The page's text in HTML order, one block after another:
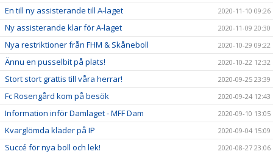
En till ny assisterande till A-laget 2020-11-10 09:26
Ny assisterande klar för A-laget 2020-11-09 20:30
Nya restriktioner från FHM & Skåneboll 2020-10-29 09:22
Ännu en pusselbit på plats! 2020-10-22 12:32
Stort stort grattis till våra herrar! 2020-09-25 23:39
Fc Rosengård kom på besök 2020-09-24 12:43
Information inför Damlaget - MFF Dam 2020-09-10 13:05
Kvarglömda kläder på IP 2020-09-04 15:09
Succé för nya boll och lek! 2020-08-27 23:06